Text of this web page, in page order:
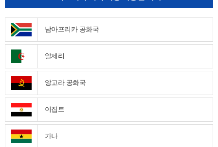
남아프리카 공화국
알제리
앙고라 공화국
이집트
가나